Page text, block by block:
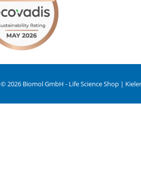
© 2026 Biomol GmbH - Life Science Shop |